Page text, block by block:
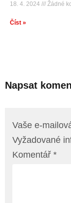
18. 4. 2024 Žádné
Číst »
Napsat
Vaše e-
Vyžadované
Komentář *